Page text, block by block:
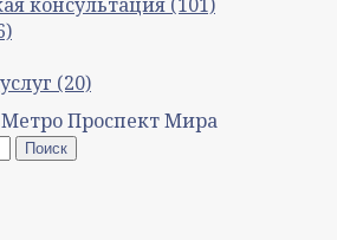
(20)
Проспект Мира